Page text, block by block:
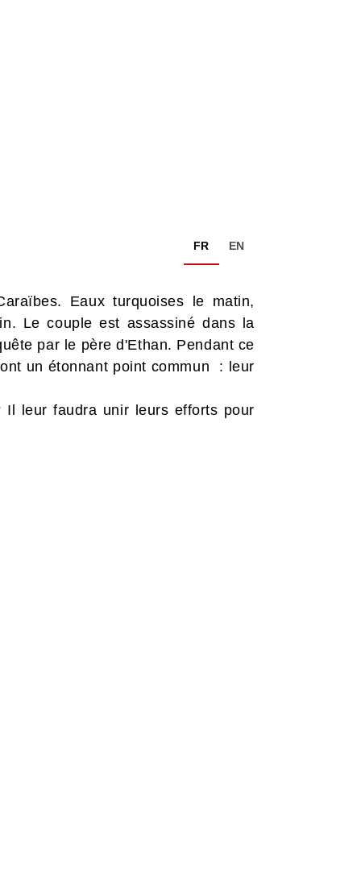
FR EN
Eaux turquoises le matin,
Le couple est assassiné dans la
par le père d'Ethan. Pendant ce
un étonnant point commun : leur
leur faudra unir leurs efforts pour